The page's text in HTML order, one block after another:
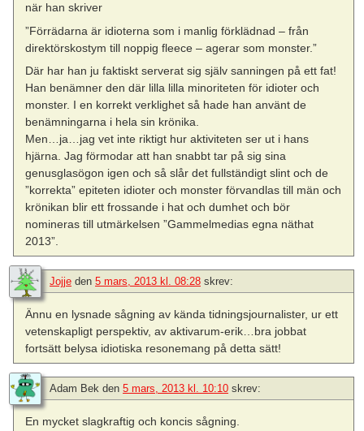
när han skriver
”Förrädarna är idioterna som i manlig förklädnad – från
direktörskostym till noppig fleece – agerar som monster.”
Där har han ju faktiskt serverat sig själv sanningen på ett fat!
Han benämner den där lilla lilla minoriteten för idioter och
monster. I en korrekt verklighet så hade han använt de
benämningarna i hela sin krönika.
Men…ja…jag vet inte riktigt hur aktiviteten ser ut i hans
hjärna. Jag förmodar att han snabbt tar på sig sina
genusglasögon igen och så slår det fullständigt slint och de
”korrekta” epiteten idioter och monster förvandlas till män och
krönikan blir ett frossande i hat och dumhet och bör
nomineras till utmärkelsen ”Gammelmedias egna näthat
2013”.
Jojje den 5 mars, 2013 kl. 08:28 skrev:
Ännu en lysnade sågning av kända tidningsjournalister, ur ett
vetenskapligt perspektiv, av aktivarum-erik…bra jobbat
fortsätt belysa idiotiska resonemang på detta sätt!
Adam Bek den 5 mars, 2013 kl. 10:10 skrev:
En mycket slagkraftig och koncis sågning.